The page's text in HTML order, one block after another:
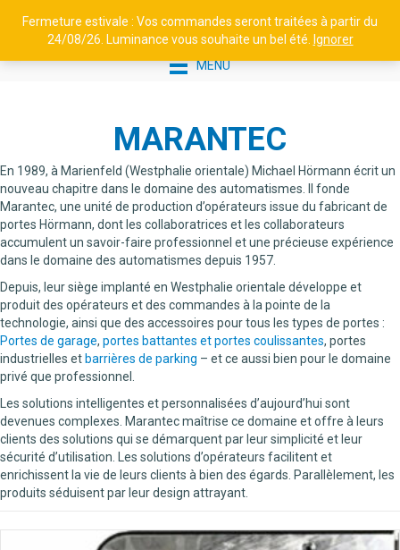
Fermeture estivale : Vos commandes seront traitées à partir du
24/08/26. Luminance vous souhaite un bel été.
Ignorer
LUMINANCE - APPLIQUE MIXTE
- W48 40 - LAITON PATINÉ
VERNIS MAT
401,00€ + AJOUTER
MENU
MARANTEC
En 1989, à Marienfeld (Westphalie orientale) Michael Hörmann écrit un
nouveau chapitre dans le domaine des automatismes. Il fonde
Marantec, une unité de production d’opérateurs issue du fabricant de
portes Hörmann, dont les collaboratrices et les collaborateurs
accumulent un savoir-faire professionnel et une précieuse expérience
dans le domaine des automatismes depuis 1957.
Depuis, leur siège implanté en Westphalie orientale développe et
produit des opérateurs et des commandes à la pointe de la
technologie, ainsi que des accessoires pour tous les types de portes :
Portes de garage, portes battantes et portes coulissantes, portes
industrielles et barrières de parking – et ce aussi bien pour le domaine
privé que professionnel.
Les solutions intelligentes et personnalisées d’aujourd’hui sont
devenues complexes. Marantec maîtrise ce domaine et offre à leurs
clients des solutions qui se démarquent par leur simplicité et leur
sécurité d’utilisation. Les solutions d’opérateurs facilitent et
enrichissent la vie de leurs clients à bien des égards. Parallèlement, les
produits séduisent par leur design attrayant.